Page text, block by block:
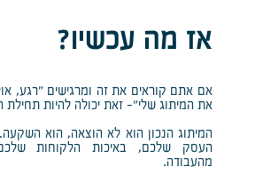
אז מה עכשיו?
אם אתם קוראים את זה ומרגישים “רגע,
את המיתוג שלי”- זאת יכולה להיות
המיתוג הנכון הוא לא הוצאה, הוא
העסק שלכם, באיכות הלקוחות
מהעבודה.